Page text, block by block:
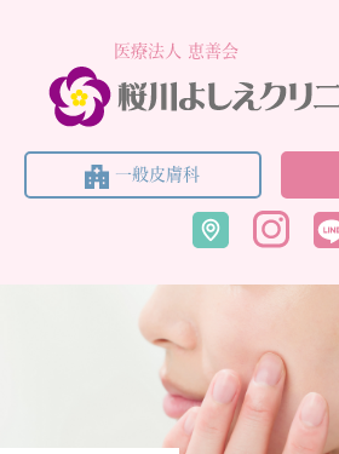
医療法人 恵善会
一般皮膚科